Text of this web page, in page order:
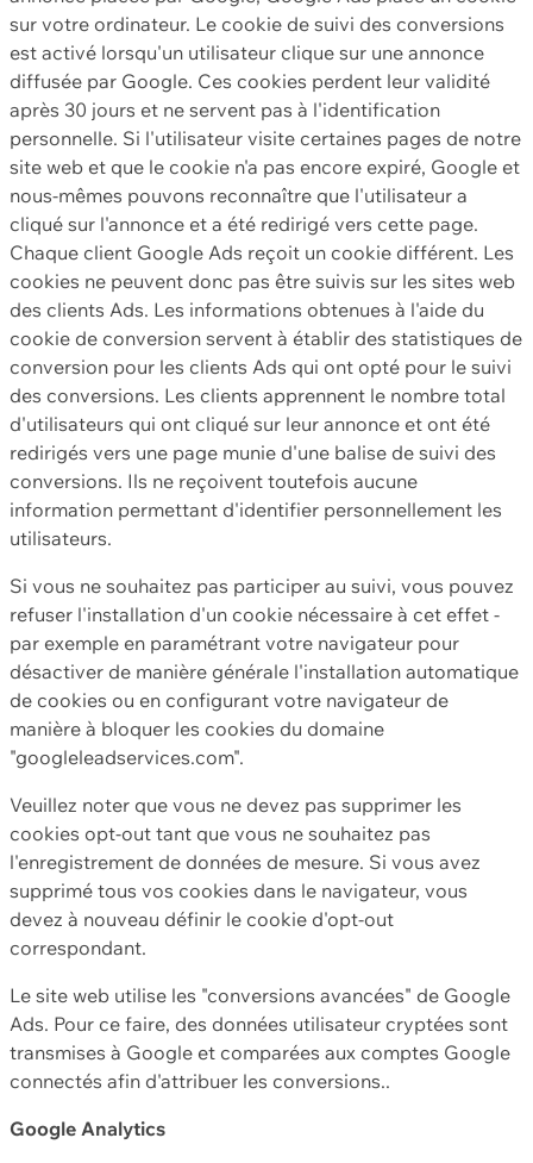
sur votre ordinateur. Le cookie de suivi des conversions
est activé lorsqu'un utilisateur clique sur une annonce
diffusée par Google. Ces cookies perdent leur validité
après 30 jours et ne servent pas à l'identification
personnelle. Si l'utilisateur visite certaines pages de notre
site web et que le cookie n'a pas encore expiré, Google et
nous-mêmes pouvons reconnaître que l'utilisateur a
cliqué sur l'annonce et a été redirigé vers cette page.
Chaque client Google Ads reçoit un cookie différent. Les
cookies ne peuvent donc pas être suivis sur les sites web
des clients Ads. Les informations obtenues à l'aide du
cookie de conversion servent à établir des statistiques de
conversion pour les clients Ads qui ont opté pour le suivi
des conversions. Les clients apprennent le nombre total
d'utilisateurs qui ont cliqué sur leur annonce et ont été
redirigés vers une page munie d'une balise de suivi des
conversions. Ils ne reçoivent toutefois aucune
information permettant d'identifier personnellement les
utilisateurs.
Si vous ne souhaitez pas participer au suivi, vous pouvez
refuser l'installation d'un cookie nécessaire à cet effet -
par exemple en paramétrant votre navigateur pour
désactiver de manière générale l'installation automatique
de cookies ou en configurant votre navigateur de
manière à bloquer les cookies du domaine
"googleleadservices.com".
Veuillez noter que vous ne devez pas supprimer les
cookies opt-out tant que vous ne souhaitez pas
l'enregistrement de données de mesure. Si vous avez
supprimé tous vos cookies dans le navigateur, vous
devez à nouveau définir le cookie d'opt-out
correspondant.
Le site web utilise les "conversions avancées" de Google
Ads. Pour ce faire, des données utilisateur cryptées sont
transmises à Google et comparées aux comptes Google
connectés afin d'attribuer les conversions..
Google Analytics